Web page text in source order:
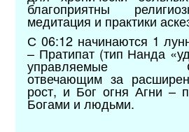
благоприятны
медитация и практики
С 06:12 начинаются 1
– Пратипат (тип Нанда
управляемые
отвечающим за
рост, и Бог огня Агни –
Богами и людьми.